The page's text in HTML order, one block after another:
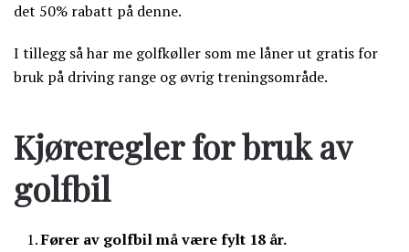
det 50% rabatt på denne.
I tillegg så har me golfkøller som me låner ut gratis for
bruk på driving range og øvrig treningsområde.
Kjøreregler for bruk av
golfbil
Fører av golfbil må være fylt 18 år.